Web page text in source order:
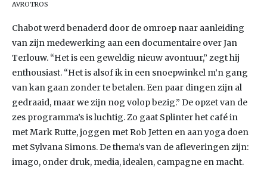
AVROTROS
Chabot werd benaderd door de omroep naar aanleiding
van zijn medewerking aan een documentaire over Jan
Terlouw. “Het is een geweldig nieuw avontuur,” zegt hij
enthousiast. “Het is alsof ik in een snoepwinkel m’n gang
van kan gaan zonder te betalen. Een paar dingen zijn al
gedraaid, maar we zijn nog volop bezig.” De opzet van de
zes programma’s is luchtig. Zo gaat Splinter het café in
met Mark Rutte, joggen met Rob Jetten en aan yoga doen
met Sylvana Simons. De thema’s van de afleveringen zijn:
imago, onder druk, media, idealen, campagne en macht.